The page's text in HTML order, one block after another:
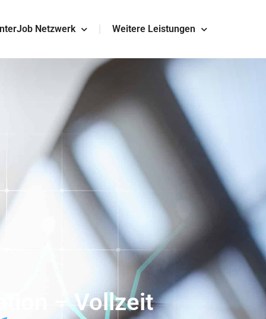
Netzwerk Weitere Leistungen
– Vollzeit